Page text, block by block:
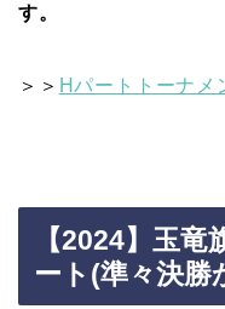
す。
＞＞ Hパートトーナメ
【2024】玉
ート(準々決勝